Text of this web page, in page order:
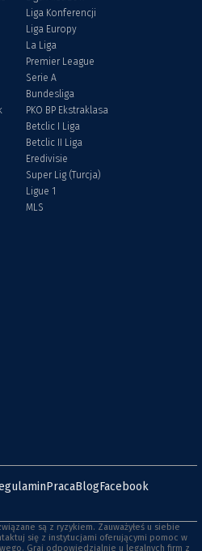
Liga Konferencji
Liga Europy
La Liga
Premier League
Serie A
Bundesliga
PKO BP Ekstraklasa
Betclic I Liga
Betclic II Liga
Eredivisie
Super Lig (Turcja)
Ligue 1
MLS
PracaBlogFacebook
są z ryzykiem. Zauważyłeś u siebie
się z instytucjami oferującymi pomoc w
Graj odpowiedzialnie u legalnych firm z